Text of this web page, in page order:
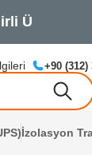
+90 (312)
İzolasyon